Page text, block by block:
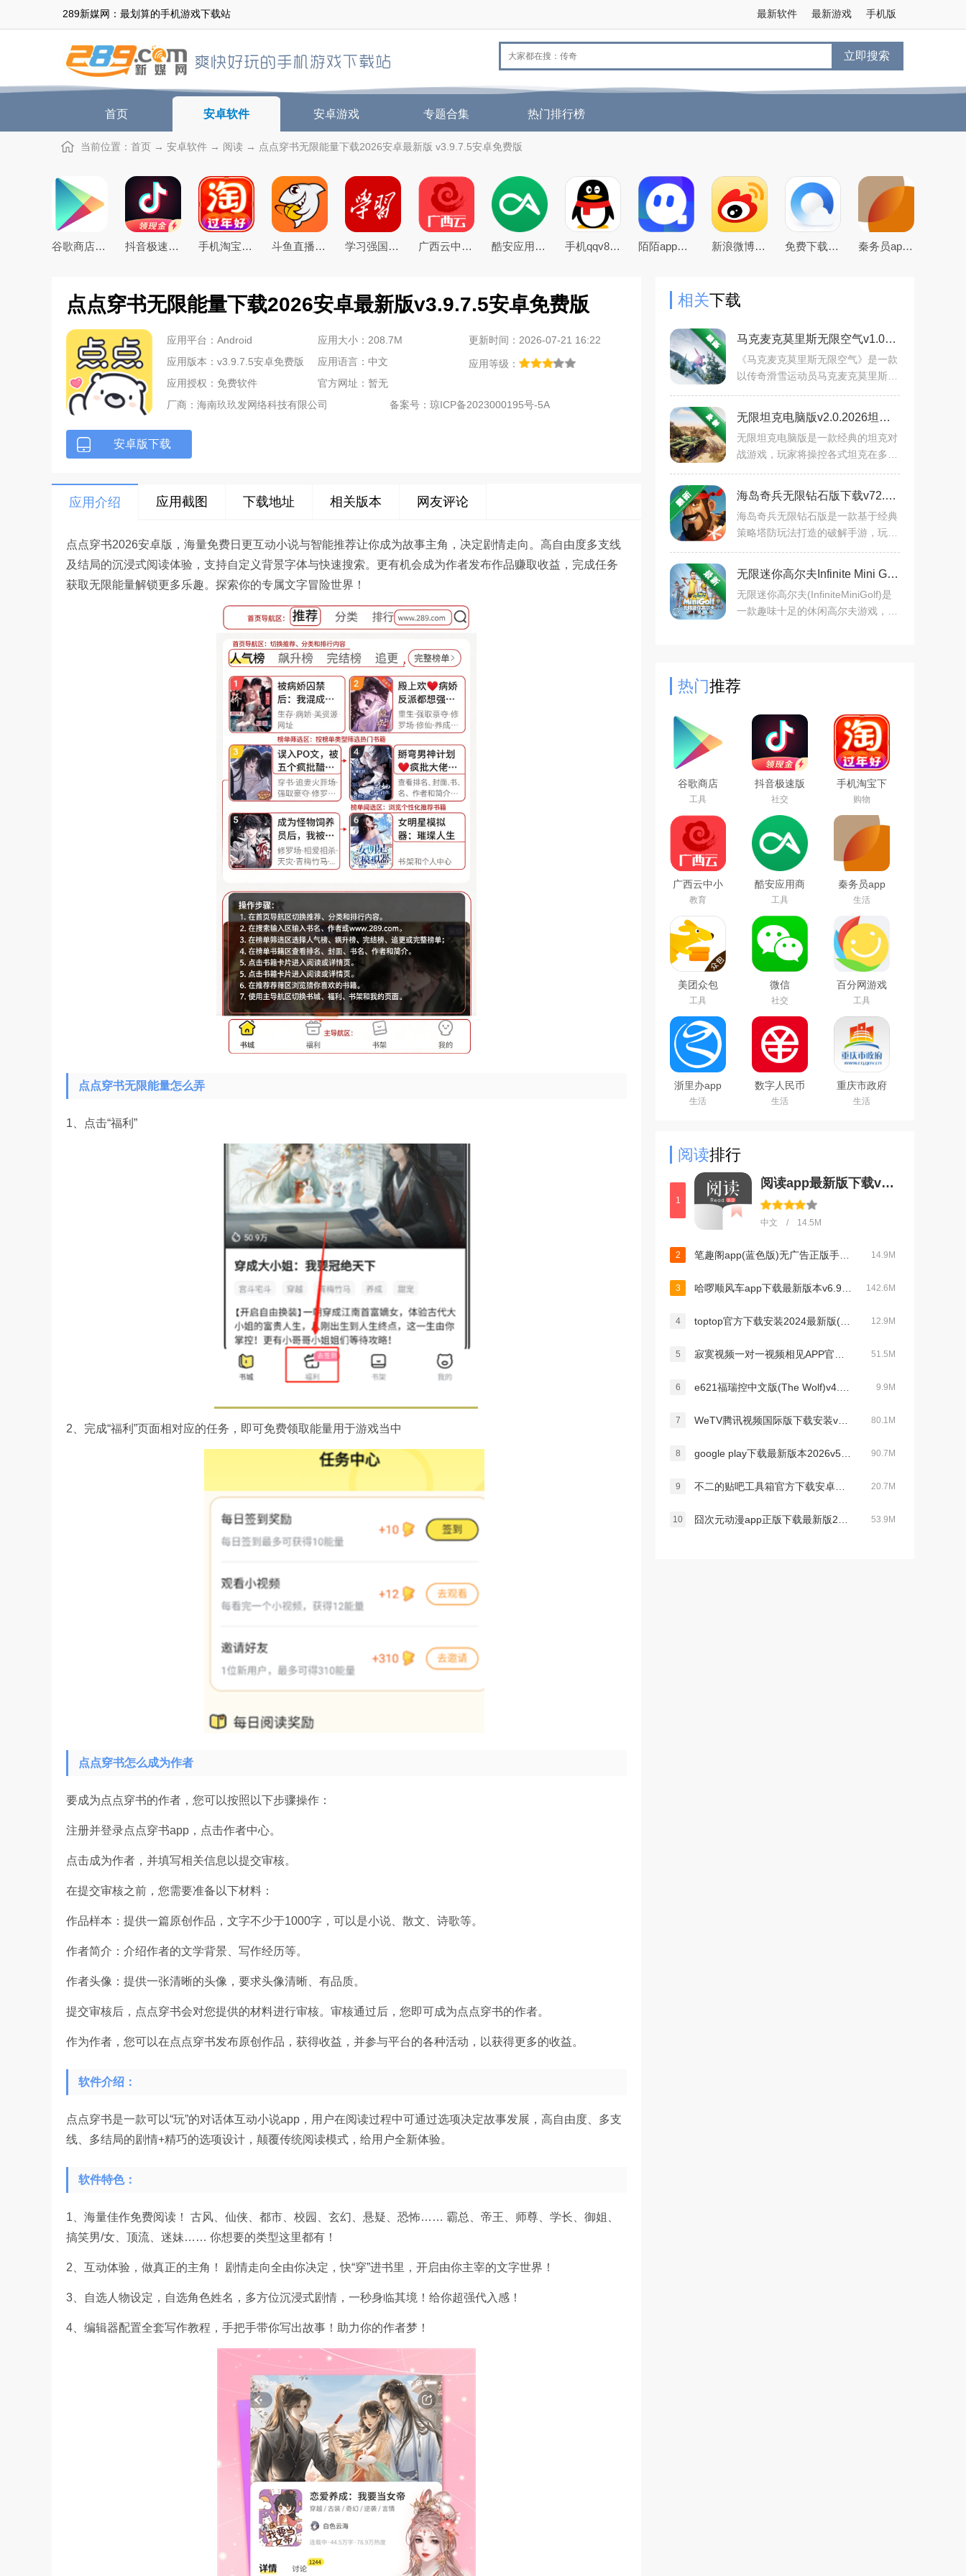
289新媒网：最划算的手机游戏下载站 手机版
最新游戏
最新软件
立即搜索
首页 安卓软件 安卓游戏 专题合集 热门排行榜
当前位置： 首页 → 安卓软件 → 阅读 → 点点穿书无限能量下载2026安卓最新版 v3.9.7.5安卓免费版
谷歌商店google play store最新版本下载 抖音极速版免费下载2026最新版 手机淘宝下载2026app最新版 斗鱼直播下载2026官方版 学习强国app手机客户端 广西云中小学空中课堂app 酷安应用商店app下载2026最新版 手机qqv8.5.0官方正式版 陌陌app下载2026最新官方版 新浪微博app下载2026官方最新版 免费下载2026最新版手机QQ浏览器 秦务员app下载2026最新版
点点穿书无限能量下载2026安卓最新版v3.9.7.5安卓免费版
应用平台：Android 应用大小：208.7M
更新时间：2026-07-21 16:22
应用版本：v3.9.7.5安卓免费版
应用语言：中文
应用等级：
应用授权：免费软件
官方网址：暂无
厂商： 海南玖玖发网络科技有限公司 备案号： 琼ICP备2023000195号-5A
安卓版下载
应用介绍 应用截图 下载地址 相关版本 网友评论
点点穿书2026安卓版，海量免费日更互动小说与智能推荐让你成为故事主角，决定剧情走向。高自由度多支线
及结局的沉浸式阅读体验，支持自定义背景字体与快速搜索。更有机会成为作者发布作品赚取收益，完成任务
获取无限能量解锁更多乐趣。探索你的专属文字冒险世界！
点点穿书无限能量怎么弄
1、点击“福利”
2、完成“福利”页面相对应的任务，即可免费领取能量用于游戏当中
点点穿书怎么成为作者
要成为点点穿书的作者，您可以按照以下步骤操作：
注册并登录点点穿书app，点击作者中心。
点击成为作者，并填写相关信息以提交审核。
在提交审核之前，您需要准备以下材料：
作品样本：提供一篇原创作品，文字不少于1000字，可以是小说、散文、诗歌等。
作者简介：介绍作者的文学背景、写作经历等。
作者头像：提供一张清晰的头像，要求头像清晰、有品质。
提交审核后，点点穿书会对您提供的材料进行审核。审核通过后，您即可成为点点穿书的作者。
作为作者，您可以在点点穿书发布原创作品，获得收益，并参与平台的各种活动，以获得更多的收益。
软件介绍：
点点穿书是一款可以“玩”的对话体互动小说app，用户在阅读过程中可通过选项决定故事发展，高自由度、多支
线、多结局的剧情+精巧的选项设计，颠覆传统阅读模式，给用户全新体验。
软件特色：
1、海量佳作免费阅读！ 古风、仙侠、都市、校园、玄幻、悬疑、恐怖…… 霸总、帝王、师尊、学长、御姐、
搞笑男/女、顶流、迷妹…… 你想要的类型这里都有！
2、互动体验，做真正的主角！ 剧情走向全由你决定，快“穿”进书里，开启由你主宰的文字世界！
3、自选人物设定，自选角色姓名，多方位沉浸式剧情，一秒身临其境！给你超强代入感！
4、编辑器配置全套写作教程，手把手带你写出故事！助力你的作者梦！
相关下载
马克麦克莫里斯无限空气v1.0电脑版
《马克麦克莫里斯无限空气》是一款
以传奇滑雪运动员马克麦克莫里斯为
袤的开放雪域中，玩家可以自由探索
群山、跳台与树林，体验
无限坦克电脑版v2.0.2026坦克大战下载
无限坦克电脑版是一款经典的坦克对
战游戏，玩家将操控各式坦克在多样
义坦克升级与战术搭配。
海岛奇兵无限钻石版下载v72.1.3策略塔防手游
海岛奇兵无限钻石版是一款基于经典
策略塔防玩法打造的破解手游，玩家
地、训练部队、进攻敌人，享受碾压
式的战斗快感。适合喜爱海
无限迷你高尔夫Infinite Mini Golf电脑版v1.0.0免费版休闲游戏
无限迷你高尔夫(InfiniteMiniGolf)是
一款趣味十足的休闲高尔夫游戏，玩
热门推荐
谷歌商店
google play
store最新版
本下载
工具
抖音极速版
免费下载
2026最新版
社交
手机淘宝下
载2026app
最新版
购物
广西云中小
学空中课堂
app
教育
酷安应用商
店app下载
2026最新版
工具
秦务员app
下载2026最
新版
生活
美团众包
工具
微信
WeChat
社交
百分网游戏
盒子下载
2026新版
工具
浙里办app
官方下载
2026手机版
生活
数字人民币
试点版官方
app安卓版
生活
重庆市政府
渝快办app
官方版
生活
阅读排行
1
阅读app最新版下载v3.26073003官方版
中文 / 14.5M
2 14.9M
3 142.6M
4 12.9M
5 51.5M
6 9.9M
7 80.1M
8 90.7M
9 20.7M
10 53.9M